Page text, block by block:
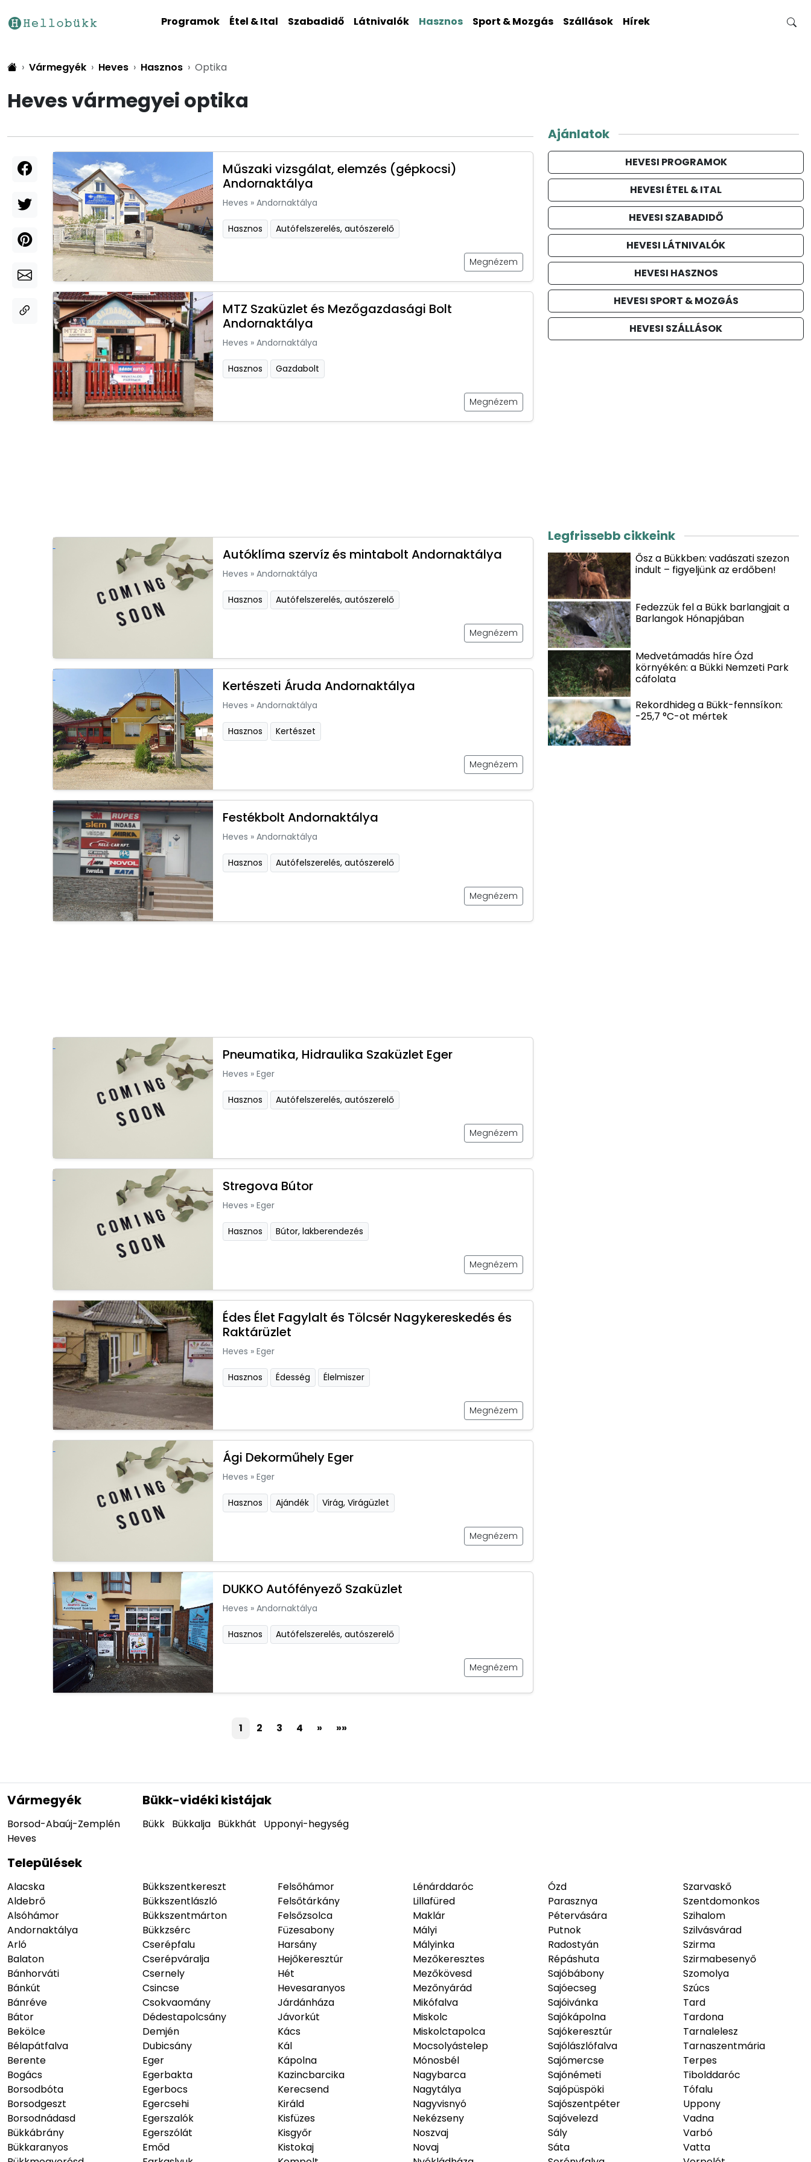
Programok Étel & Ital Szabadidő Látnivalók Hasznos Sport & Mozgás Szállások Hírek
Vármegyék Heves Hasznos Optika
Heves vármegyei optika
Műszaki vizsgálat, elemzés (gépkocsi)
Andornaktálya
Heves » Andornaktálya
Hasznos Autófelszerelés, autószerelő
Megnézem
MTZ Szaküzlet és Mezőgazdasági Bolt
Andornaktálya
Heves » Andornaktálya
Hasznos Gazdabolt
Megnézem
Autóklíma szervíz és mintabolt Andornaktálya
Heves » Andornaktálya
Hasznos Autófelszerelés, autószerelő
Megnézem
Kertészeti Áruda Andornaktálya
Heves » Andornaktálya
Hasznos Kertészet
Megnézem
Festékbolt Andornaktálya
Heves » Andornaktálya
Hasznos Autófelszerelés, autószerelő
Megnézem
Pneumatika, Hidraulika Szaküzlet Eger
Heves » Eger
Hasznos Autófelszerelés, autószerelő
Megnézem
Stregova Bútor
Heves » Eger
Hasznos Bútor, lakberendezés
Megnézem
Édes Élet Fagylalt és Tölcsér Nagykereskedés és
Raktárüzlet
Heves » Eger
Hasznos Édesség Élelmiszer
Megnézem
Ági Dekorműhely Eger
Heves » Eger
Hasznos Ajándék Virág, Virágüzlet
Megnézem
DUKKO Autófényező Szaküzlet
Heves » Andornaktálya
Hasznos Autófelszerelés, autószerelő
Megnézem
1 2 3 4 » »»
Ajánlatok
HEVESI PROGRAMOK
HEVESI ÉTEL & ITAL
HEVESI SZABADIDŐ
HEVESI LÁTNIVALÓK
HEVESI HASZNOS
HEVESI SPORT & MOZGÁS
HEVESI SZÁLLÁSOK
Legfrissebb cikkeink
Ősz a Bükkben: vadászati szezon
indult – figyeljünk az erdőben!
Fedezzük fel a Bükk barlangjait a
Barlangok Hónapjában
Medvetámadás híre Ózd
környékén: a Bükki Nemzeti Park
cáfolata
Rekordhideg a Bükk-fennsíkon:
-25,7 °C-ot mértek
Vármegyék
Borsod-Abaúj-Zemplén
Heves
Bükk-vidéki kistájak
Bükk Bükkalja Bükkhát Upponyi-hegység
Települések
Alacska
Aldebrő
Alsóhámor
Andornaktálya
Arló
Balaton
Bánhorváti
Bánkút
Bánréve
Bátor
Bekölce
Bélapátfalva
Berente
Bogács
Borsodbóta
Borsodgeszt
Borsodnádasd
Bükkábrány
Bükkaranyos
Bükkszentkereszt
Bükkszentlászló
Bükkszentmárton
Bükkzsérc
Cserépfalu
Cserépváralja
Csernely
Csincse
Csokvaomány
Dédestapolcsány
Demjén
Dubicsány
Eger
Egerbakta
Egerbocs
Egercsehi
Egerszalók
Egerszólát
Emőd
Felsőhámor
Felsőtárkány
Felsőzsolca
Füzesabony
Harsány
Hejőkeresztúr
Hét
Hevesaranyos
Járdánháza
Jávorkút
Kács
Kál
Kápolna
Kazincbarcika
Kerecsend
Királd
Kisfüzes
Kisgyőr
Kistokaj
Lénárddaróc
Lillafüred
Maklár
Mályi
Mályinka
Mezőkeresztes
Mezőkövesd
Mezőnyárád
Mikófalva
Miskolc
Miskolctapolca
Mocsolyástelep
Mónosbél
Nagybarca
Nagytálya
Nagyvisnyó
Nekézseny
Noszvaj
Novaj
Ózd
Parasznya
Pétervására
Putnok
Radostyán
Répáshuta
Sajóbábony
Sajóecseg
Sajóivánka
Sajókápolna
Sajókeresztúr
Sajólászlófalva
Sajómercse
Sajónémeti
Sajópüspöki
Sajószentpéter
Sajóvelezd
Sály
Sáta
Szarvaskő
Szentdomonkos
Szihalom
Szilvásvárad
Szirma
Szirmabesenyő
Szomolya
Szúcs
Tard
Tardona
Tarnalelesz
Tarnaszentmária
Terpes
Tibolddaróc
Tófalu
Uppony
Vadna
Varbó
Vatta